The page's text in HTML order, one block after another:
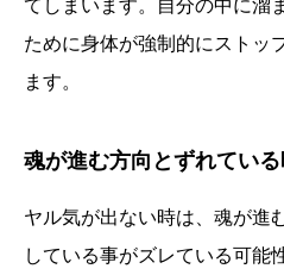
てしまいます。自分の中に溜
ために身体が強制的にストッ
ます。
魂が進む方向とずれてい
ヤル気が出ない時は、魂が進
している事がズレている可能